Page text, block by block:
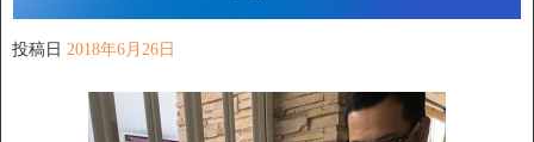
投稿日 2018年6月26日